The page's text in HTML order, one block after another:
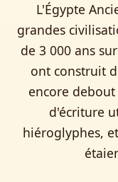
L'Égypte
grandes
de 3 000 ans
ont construit
encore
d'écriture
hiéroglyphes,